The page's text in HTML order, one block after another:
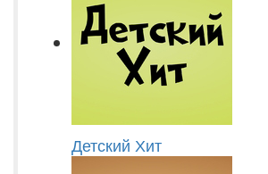
Детский Хит